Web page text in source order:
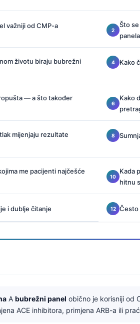
važniji od CMP-a
Što
životu biraju bubrežni
Kako
— a što također
Kako
mijenjaju rezultate
me pacijenti najčešće
Kada
hitnu
i dublje čitanje Često
A bubrežni panel obično je korisniji od
ACE inhibitora, primjena ARB-a ili